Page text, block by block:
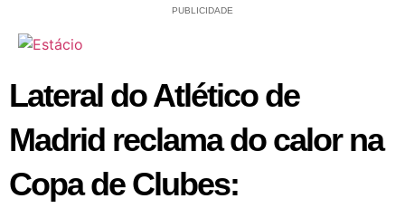
PUBLICIDADE
Lateral do Atlético de
Madrid reclama do calor na
Copa de Clubes: